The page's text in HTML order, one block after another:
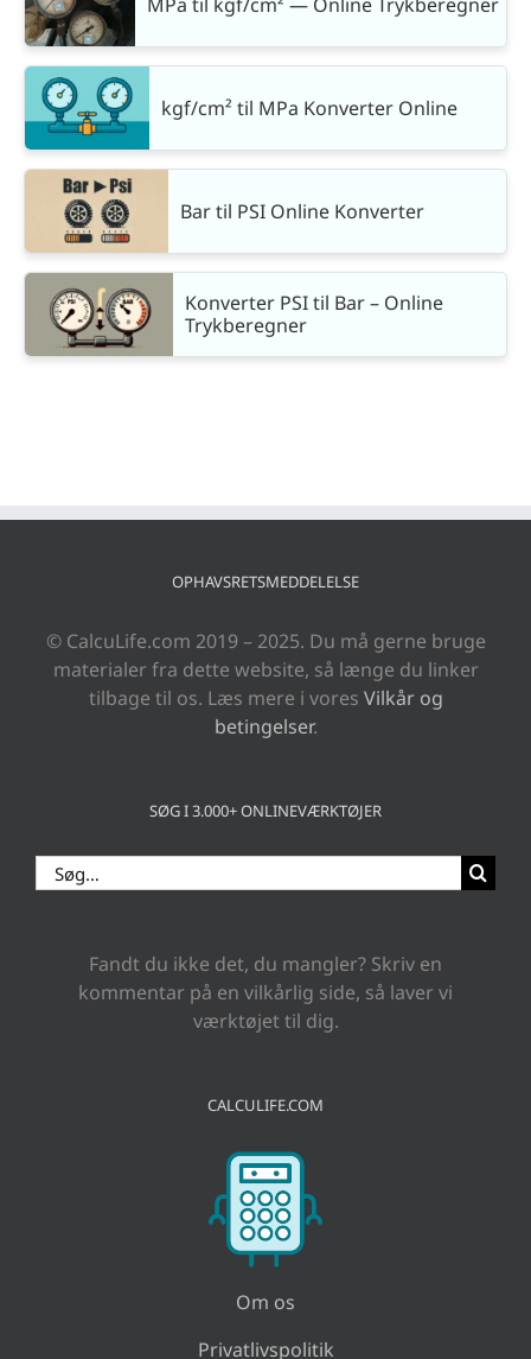
kgf/cm² til MPa Konverter Online
Bar til PSI Online Konverter
Konverter PSI til Bar – Online
Trykberegner
OPHAVSRETSMEDDELELSE
© CalcuLife.com 2019 – 2025. Du må gerne bruge
materialer fra dette website, så længe du linker
tilbage til os. Læs mere i vores Vilkår og
betingelser.
SØG I 3.000+ ONLINEVÆRKTØJER
Søg
efter:
Fandt du ikke det, du mangler? Skriv en
kommentar på en vilkårlig side, så laver vi
værktøjet til dig.
CALCULIFE.COM
Om os
Privatlivspolitik